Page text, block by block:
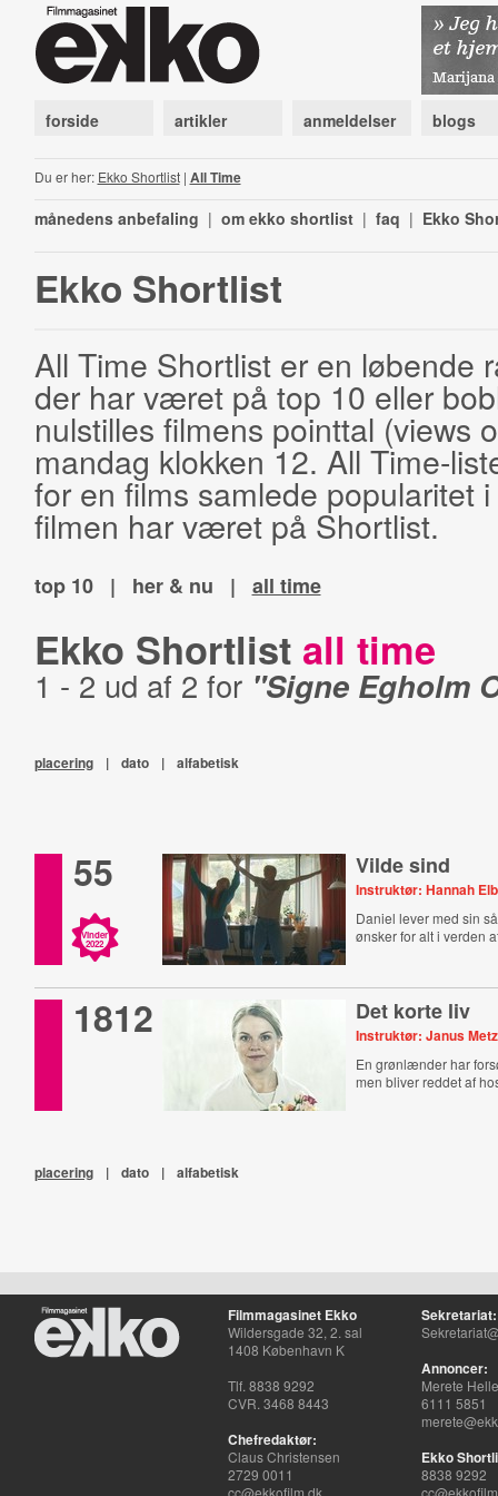
forside artikler anmeldelser blogs
Du er her: Ekko Shortlist| All Time
månedens anbefaling | om ekko shortlist | faq | Ekko
Ekko Shortlist
All Time Shortlist er en løbende
der har været på top 10 eller
nulstilles filmens pointtal (views
mandag klokken 12. All Time-
for en films samlede popularitet
filmen har været på Shortlist.
top 10 | her & nu | all time
Ekko Shortlist all time
1 - 2 ud af 2 for "Signe Egholm
placering | dato | alfabetisk
55
Vinder
2022
Vilde sind
Instruktør: Hannah
Daniel lever med sin
ønsker for alt i verden
1812 Det korte liv
Instruktør: Janus Metz
En grønlænder har
men bliver reddet af
placering | dato | alfabetisk
Filmmagasinet Ekko
Wildersgade 32, 2. sal
1408 København K
Tlf. 8838 9292
CVR. 3468 8443
Chefredaktør:
Claus Christensen
2729 0011
cc@ekkofilm.dk
Sekretariat:
Annoncer:
Merete
6111 5851
Ekko
8838 9292